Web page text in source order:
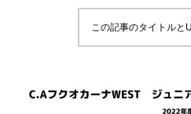
この記事のタイトルと